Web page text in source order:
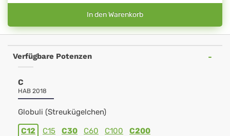
In den Warenkorb
Verfügbare Potenzen
C
HAB 2018
Globuli (Streukügelchen)
C12 C15 C30 C60 C100 C200